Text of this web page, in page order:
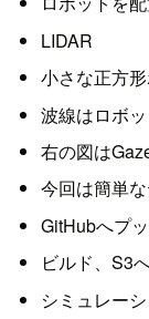
LIDAR
小さな正方
波線はロボ
右の図は
今回は簡単
GitHubへプ
ビルド、S3
シミュレー